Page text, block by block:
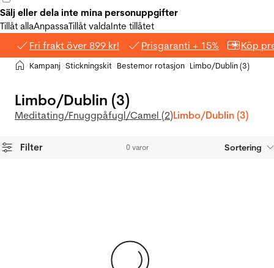
Sälj eller dela inte mina personuppgifter
Tillåt allaAnpassaTillåt valdaInte tillåtet
Fri frakt över 899 kr! Prisgaranti + 15% Köp
Hem
>Kampanj >Stickningskit >Bestemor rotasjon Limbo/Dublin (3)
Limbo/Dublin (3)
Meditating/Fnuggpåfugl/Camel (2)Limbo/Dublin (3)
Filter 0 varor Sortering